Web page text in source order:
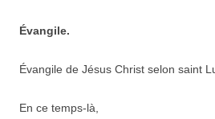
Évangile.
Évangile de Jésus Christ selon saint
En ce temps-là,